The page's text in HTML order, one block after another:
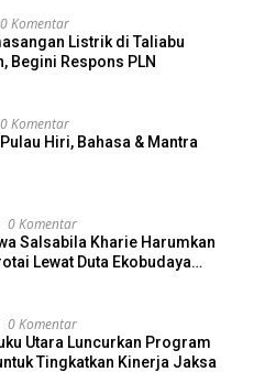
0 Komentar
Listrik di Taliabu
Begini Respons PLN
0 Komentar
Hiri, Bahasa & Mantra
0 Komentar
Salsabila Kharie Harumkan
Lewat Duta Ekobudaya
0 Komentar
Utara Luncurkan Program
Tingkatkan Kinerja Jaksa